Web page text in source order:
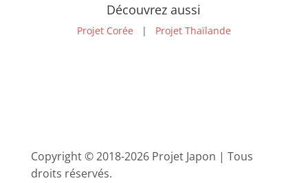
Découvrez aussi
Projet Corée | Projet Thaïlande
Copyright © 2018-2026 Projet Japon | Tous
droits réservés.